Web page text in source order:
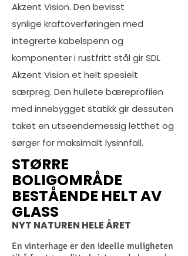
Akzent Vision. Den bevisst
synlige kraftoverføringen med
integrerte kabelspenn og
komponenter i rustfritt stål gir SDL
Akzent Vision et helt spesielt
særpreg. Den hullete bæreprofilen
med innebygget statikk gir dessuten
taket en utseendemessig letthet og
sørger for maksimalt lysinnfall.
STØRRE
BOLIGOMRÅDE
BESTÅENDE HELT AV
GLASS
NYT NATUREN HELE ÅRET
En vinterhage er den ideelle muligheten